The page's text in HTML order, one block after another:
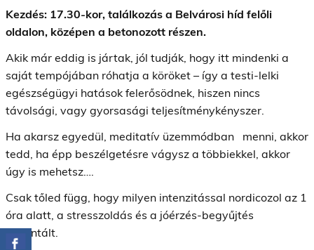
Kezdés: 17.30-kor, találkozás a Belvárosi híd felőli
oldalon, középen a betonozott részen.
Akik már eddig is jártak, jól tudják, hogy itt mindenki a
saját tempójában róhatja a köröket – így a testi-lelki
egészségügyi hatások felerősödnek, hiszen nincs
távolsági, vagy gyorsasági teljesítménykényszer.
Ha akarsz egyedül, meditatív üzemmódban menni, akkor
tedd, ha épp beszélgetésre vágysz a többiekkel, akkor
úgy is mehetsz….
Csak tőled függ, hogy milyen intenzitással nordicozol az 1
óra alatt, a stresszoldás és a jóérzés-begyűjtés
garantált.